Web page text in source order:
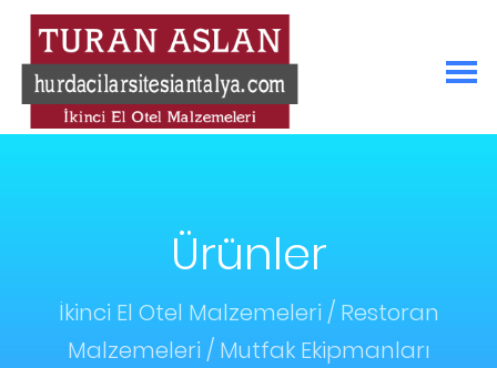
Ürünler
İkinci El Otel Malzemeleri / Restoran
Malzemeleri / Mutfak Ekipmanları